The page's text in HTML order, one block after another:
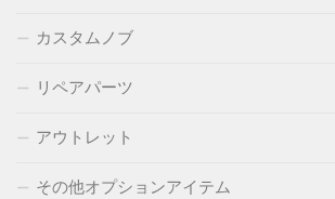
カスタムノブ
リペアパーツ
アウトレット
その他オプションアイテム